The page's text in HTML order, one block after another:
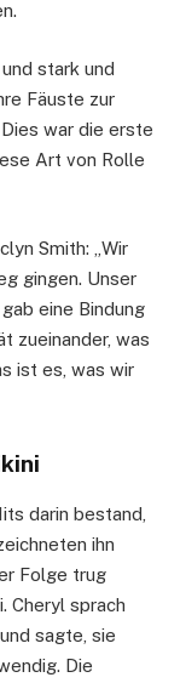
stark und
Fäuste zur
war die erste
Art von Rolle
Smith: „Wir
gingen. Unser
eine Bindung
zueinander, was
ist es, was wir
darin bestand,
ihn
Folge trug
Cheryl sprach
sagte, sie
Die